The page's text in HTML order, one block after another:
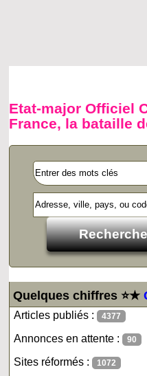
Etat-major Officiel
France, la bataille
Quelques chiffres ⭐★
Articles publiés : 4377
Annonces en attente : 90
Sites réformés : 1072